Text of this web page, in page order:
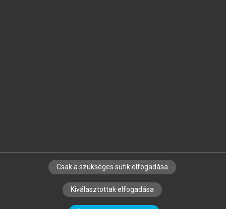
SZERZŐKNEK CÉGEKNEK KÖNYVTÁROSOKNAK
SZERKESZTÉSI ÉS LEKTORÁLÁSI ALAPELVEK
Csak a szükséges sütik elfogadása
Kiválasztottak elfogadása